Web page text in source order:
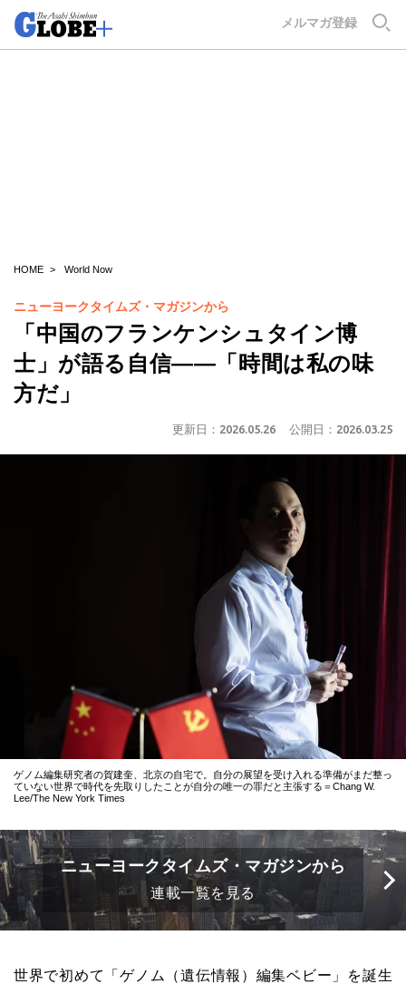
メルマガ登録
HOME World Now
ニューヨークタイムズ・マガジンから
「中国のフランケンシュタイン博
士」が語る自信――「時間は私の味
方だ」
更新日： 2026.05.26 公開日： 2026.03.25
ゲノム編集研究者の賀建奎、北京の自宅で。自分の展望を受け入れる準備がまだ整っ
ていない世界で時代を先取りしたことが自分の唯一の罪だと主張する＝Chang W.
Lee/The New York Times
ニューヨークタイムズ・マガジンから
連載一覧を見る
世界で初めて「ゲノム（遺伝情報）編集ベビー」を誕生